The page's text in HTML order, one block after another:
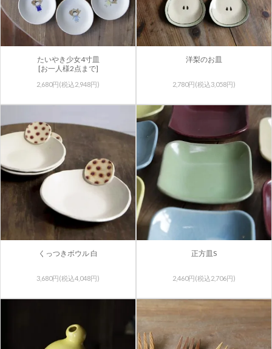
たいやき少女4寸皿
[お一人様2点まで]
2,680円(税込2,948円)
洋梨のお皿
2,780円(税込3,058円)
くっつきボウル 白
3,680円(税込4,048円)
正方皿S
2,460円(税込2,706円)